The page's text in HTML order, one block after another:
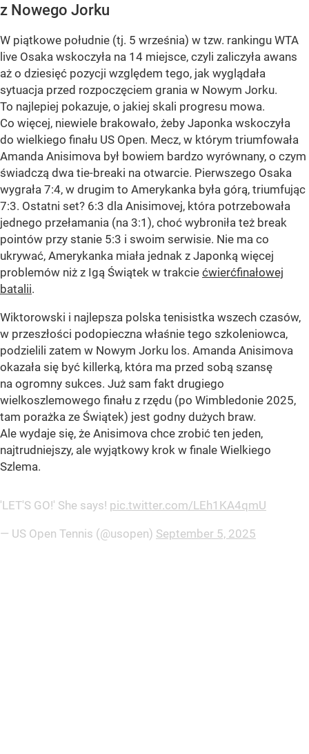
z Nowego Jorku
W piątkowe południe (tj. 5 września) w tzw. rankingu WTA
live Osaka wskoczyła na 14 miejsce, czyli zaliczyła awans
aż o dziesięć pozycji względem tego, jak wyglądała
sytuacja przed rozpoczęciem grania w Nowym Jorku.
To najlepiej pokazuje, o jakiej skali progresu mowa.
Co więcej, niewiele brakowało, żeby Japonka wskoczyła
do wielkiego finału US Open. Mecz, w którym triumfowała
Amanda Anisimova był bowiem bardzo wyrównany, o czym
świadczą dwa tie-breaki na otwarcie. Pierwszego Osaka
wygrała 7:4, w drugim to Amerykanka była górą, triumfując
7:3. Ostatni set? 6:3 dla Anisimovej, która potrzebowała
jednego przełamania (na 3:1), choć wybroniła też break
pointów przy stanie 5:3 i swoim serwisie. Nie ma co
ukrywać, Amerykanka miała jednak z Japonką więcej
problemów niż z Igą Świątek w trakcie ćwierćfinałowej
batalii.
Wiktorowski i najlepsza polska tenisistka wszech czasów,
w przeszłości podopieczna właśnie tego szkoleniowca,
podzielili zatem w Nowym Jorku los. Amanda Anisimova
okazała się być killerką, która ma przed sobą szansę
na ogromny sukces. Już sam fakt drugiego
wielkoszlemowego finału z rzędu (po Wimbledonie 2025,
tam porażka ze Świątek) jest godny dużych braw.
Ale wydaje się, że Anisimova chce zrobić ten jeden,
najtrudniejszy, ale wyjątkowy krok w finale Wielkiego
Szlema.
'LET'S GO!' She says! pic.twitter.com/LEh1KA4qmU
— US Open Tennis (@usopen) September 5, 2025